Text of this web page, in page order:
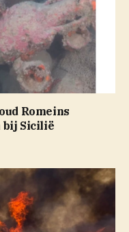
Romeins
bij Sicilië